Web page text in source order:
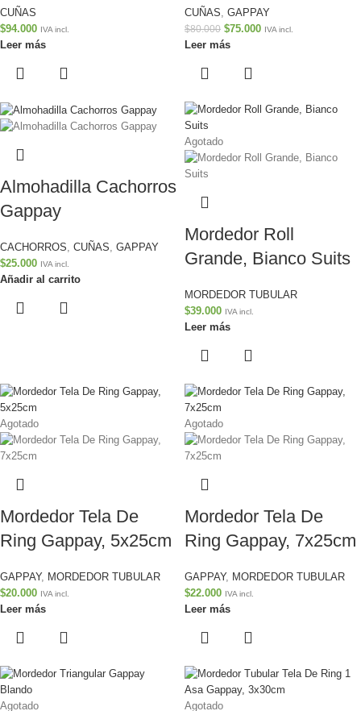
CUÑAS
$94.000 IVA incl.
Leer más
CUÑAS, GAPPAY
$80.000 $75.000 IVA incl.
Leer más
Almohadilla Cachorros
Gappay
CACHORROS, CUÑAS, GAPPAY
$25.000 IVA incl.
Añadir al carrito
Agotado
Mordedor Roll
Grande, Bianco Suits
MORDEDOR TUBULAR
$39.000 IVA incl.
Leer más
Agotado
Mordedor Tela De
Ring Gappay, 5x25cm
GAPPAY, MORDEDOR TUBULAR
$20.000 IVA incl.
Leer más
Agotado
Mordedor Tela De
Ring Gappay, 7x25cm
GAPPAY, MORDEDOR TUBULAR
$22.000 IVA incl.
Leer más
Agotado Agotado